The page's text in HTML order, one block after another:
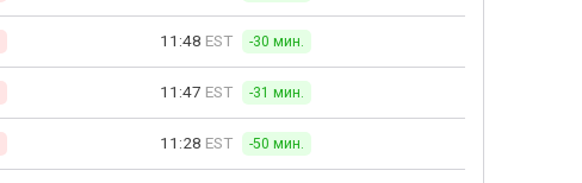
11:48 EST -30 мин.
11:47 EST -31 мин.
11:28 EST -50 мин.